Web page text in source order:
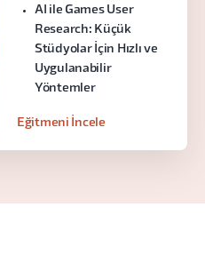
AI ile Games User
Research: Küçük
Stüdyolar İçin Hızlı ve
Uygulanabilir
Yöntemler
Eğitmeni İncele